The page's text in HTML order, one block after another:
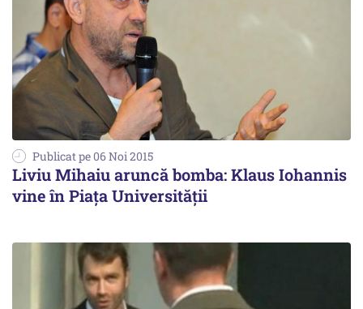
Publicat pe 06 Noi 2015
Liviu Mihaiu aruncă bomba: Klaus Iohannis
vine în Piața Universității